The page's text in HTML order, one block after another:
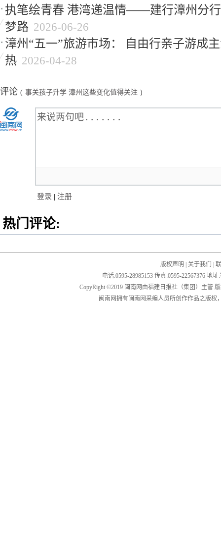
执笔绘青春 港湾递温情——建行漳州分
梦路 2026-06-26
漳州“五一”旅游市场： 自由行亲子游成
热 2026-04-28
评论 ( 事关孩子升学 漳州这些变化值得关注 )
登录 | 注册
热门评论:
版权声明 关于我们
电话:0595-28985153 传真:0595-22567376 地
CopyRight ©2019 闽南网由福建日报社（集团）主管
闽南网拥有闽南网采编人员所创作作品之版